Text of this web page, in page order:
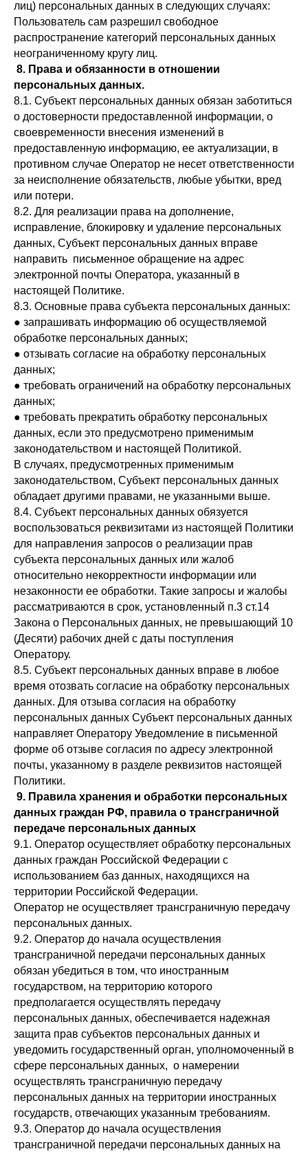
лиц) персональных данных в следующих случаях:
Пользователь сам разрешил свободное
распространение категорий персональных данных
неограниченному кругу лиц.
8. Права и обязанности в отношении
персональных данных.
8.1. Субъект персональных данных обязан заботиться
о достоверности предоставленной информации, о
своевременности внесения изменений в
предоставленную информацию, ее актуализации, в
противном случае Оператор не несет ответственности
за неисполнение обязательств, любые убытки, вред
или потери.
8.2. Для реализации права на дополнение,
исправление, блокировку и удаление персональных
данных, Субъект персональных данных вправе
направить письменное обращение на адрес
электронной почты Оператора, указанный в
настоящей Политике.
8.3. Основные права субъекта персональных данных:
● запрашивать информацию об осуществляемой
обработке персональных данных;
● отзывать согласие на обработку персональных
данных;
● требовать ограничений на обработку персональных
данных;
● требовать прекратить обработку персональных
данных, если это предусмотрено применимым
законодательством и настоящей Политикой.
В случаях, предусмотренных применимым
законодательством, Субъект персональных данных
обладает другими правами, не указанными выше.
8.4. Субъект персональных данных обязуется
воспользоваться реквизитами из настоящей Политики
для направления запросов о реализации прав
субъекта персональных данных или жалоб
относительно некорректности информации или
незаконности ее обработки. Такие запросы и жалобы
рассматриваются в срок, установленный п.3 ст.14
Закона о Персональных данных, не превышающий 10
(Десяти) рабочих дней с даты поступления
Оператору.
8.5. Субъект персональных данных вправе в любое
время отозвать согласие на обработку персональных
данных. Для отзыва согласия на обработку
персональных данных Субъект персональных данных
направляет Оператору Уведомление в письменной
форме об отзыве согласия по адресу электронной
почты, указанному в разделе реквизитов настоящей
Политики.
9. Правила хранения и обработки персональных
данных граждан РФ, правила о трансграничной
передаче персональных данных
9.1. Оператор осуществляет обработку персональных
данных граждан Российской Федерации с
использованием баз данных, находящихся на
территории Российской Федерации.
Оператор не осуществляет трансграничную передачу
персональных данных.
9.2. Оператор до начала осуществления
трансграничной передачи персональных данных
обязан убедиться в том, что иностранным
государством, на территорию которого
предполагается осуществлять передачу
персональных данных, обеспечивается надежная
защита прав субъектов персональных данных и
уведомить государственный орган, уполномоченный в
сфере персональных данных, о намерении
осуществлять трансграничную передачу
персональных данных на территории иностранных
государств, отвечающих указанным требованиям.
9.3. Оператор до начала осуществления
трансграничной передачи персональных данных на